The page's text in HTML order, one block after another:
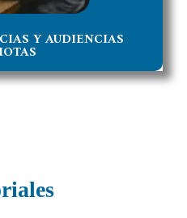
Y AUDIENCIAS